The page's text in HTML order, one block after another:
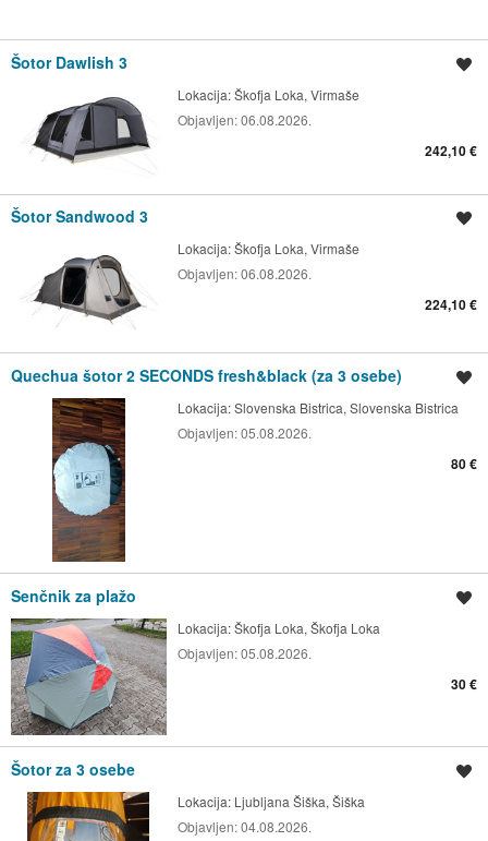
Šotor Dawlish 3
Lokacija:Škofja Loka, Virmaše
Objavljen:06.08.2026.
242,10 €
Šotor Sandwood 3
Lokacija:Škofja Loka, Virmaše
Objavljen:06.08.2026.
224,10 €
Quechua šotor 2 SECONDS fresh&black (za 3 osebe)
Lokacija:Slovenska Bistrica, Slovenska Bistrica
Objavljen:05.08.2026.
80 €
Senčnik za plažo
Lokacija:Škofja Loka, Škofja Loka
Objavljen:05.08.2026.
30 €
Šotor za 3 osebe
Lokacija: Ljubljana Šiška, Šiška
Objavljen:04.08.2026.